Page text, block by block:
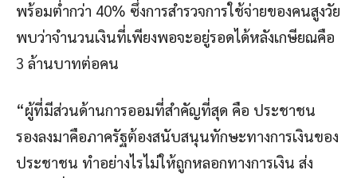
พร้อมต่ำกว่า 40% ซึ่งการสำรวจการใช้จ่ายของคนสูงวัย
พบว่าจำนวนเงินที่เพียงพอจะอยู่รอดได้หลังเกษียณคือ
3 ล้านบาทต่อคน
“ผู้ที่มีส่วนด้านการออมที่สำคัญที่สุด คือ ประชาชน
รองลงมาคือภาครัฐต้องสนับสนุนทักษะทางการเงินของ
ประชาชน ทำอย่างไรไม่ให้ถูกหลอกทางการเงิน ส่ง